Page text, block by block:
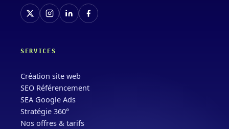
SERVICES
Création site web
SEO Référencement
SEA Google Ads
Stratégie 360°
Nos offres & tarifs